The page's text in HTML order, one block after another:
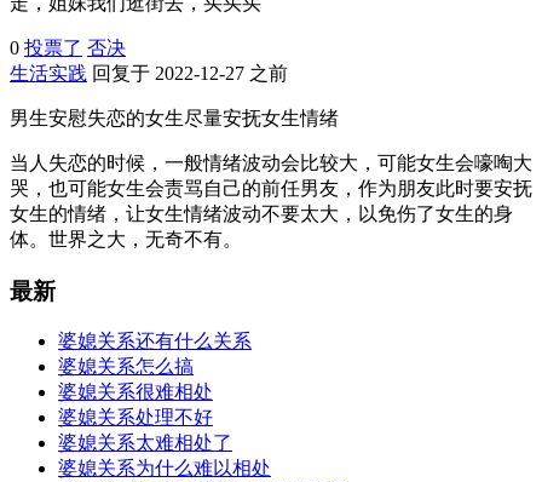
0 投票了 否决
生活实践 回复于 2022-12-27 之前
男生安慰失恋的女生尽量安抚女生情绪
当人失恋的时候，一般情绪波动会比较大，可能女生会嚎啕大
哭，也可能女生会责骂自己的前任男友，作为朋友此时要安抚
女生的情绪，让女生情绪波动不要太大，以免伤了女生的身
体。世界之大，无奇不有。
最新
婆媳关系还有什么关系
婆媳关系怎么搞
婆媳关系很难相处
婆媳关系处理不好
婆媳关系太难相处了
婆媳关系为什么难以相处